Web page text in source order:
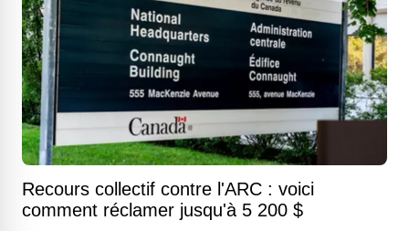
Recours collectif contre l'ARC : voici
comment réclamer jusqu'à 5 200 $